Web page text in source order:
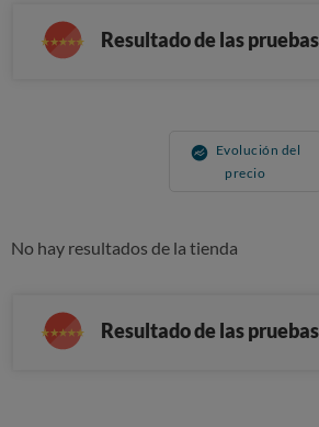
Resultado de las pruebas
Evolución del
precio
No hay resultados de la tienda
Resultado de las pruebas